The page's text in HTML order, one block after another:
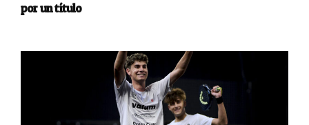
por un título